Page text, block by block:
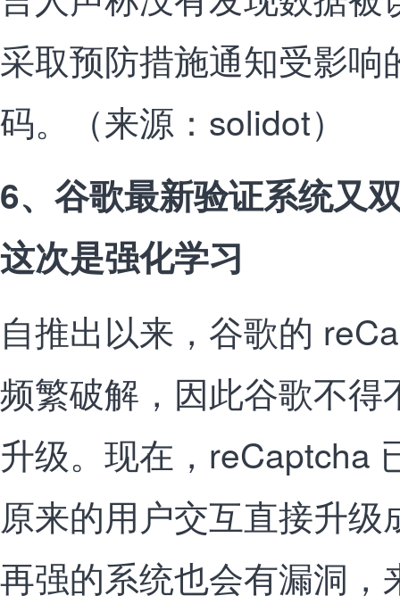
采取预防措施通知受影
码。（来源：solidot）
6、谷歌最新验证系统又
这次是强化学习
自推出以来，谷歌的
频繁破解，因此谷歌不得
升级。现在，reCaptcha
原来的用户交互直接升
再强的系统也会有漏洞，